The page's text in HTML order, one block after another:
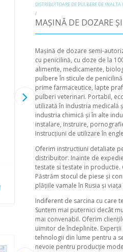
DISTRIBUITOARE DE PULBERE DE INALTA
/
MAȘINĂ DE DOZARE
Mașină de dozare semi-
cu penicilină, cu doze de la
alimente, medicamente,
pulbere în sticule de
prime farmaceutice, lapte
pulberi veterinari. Portabil,
utilizată în industria medicală
industria chimică și în alte
instalare, instruire,
Instrucțiuni de utilizare în
Oferim instructiuni detaliate
distribuitor. Inainte de
testate si testate in
Păstrăm stocul de piese și
plățiile vamale în Rusia și
Indiferent de sarcina cu care
Suntem mai puternici decât
mai convenabil. Oferim
uimitor de îndeplinite.
tehnologii din lume pentru a
nevoie pentru producție